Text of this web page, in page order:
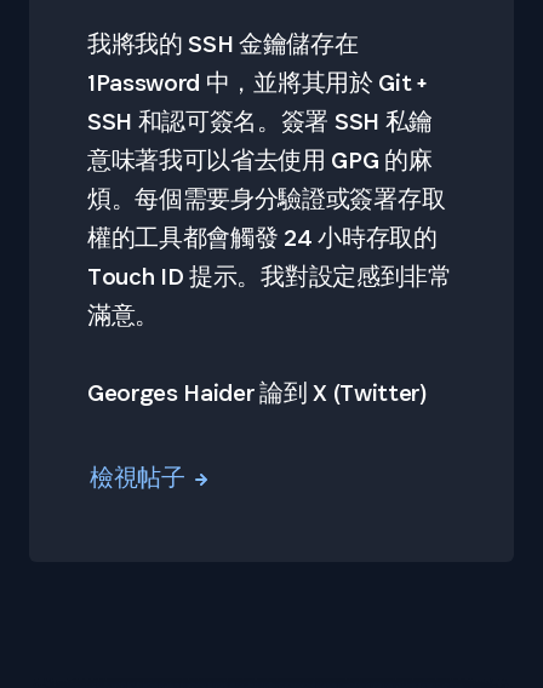
我將我的 SSH 金鑰儲存在
1Password 中，並將其用於 Git +
SSH 和認可簽名。簽署 SSH 私鑰
意味著我可以省去使用 GPG 的麻
煩。每個需要身分驗證或簽署存取
權的工具都會觸發 24 小時存取的
Touch ID 提示。我對設定感到非常
滿意。
Georges Haider 論到 X (Twitter)
檢視帖子